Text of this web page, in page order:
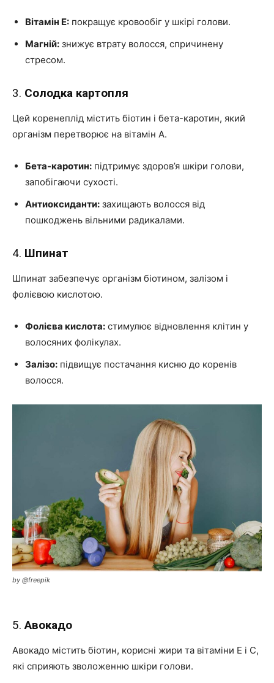
Вітамін Е: покращує кровообіг у шкірі голови.
Магній: знижує втрату волосся, спричинену
стресом.
3. Солодка картопля
Цей коренеплід містить біотин і бета-каротин, який
організм перетворює на вітамін А.
Бета-каротин: підтримує здоров’я шкіри голови,
запобігаючи сухості.
Антиоксиданти: захищають волосся від
пошкоджень вільними радикалами.
4. Шпинат
Шпинат забезпечує організм біотином, залізом і
фолієвою кислотою.
Фолієва кислота: стимулює відновлення клітин у
волосяних фолікулах.
Залізо: підвищує постачання кисню до коренів
волосся.
by @freepik
5.Авокадо
Авокадо містить біотин, корисні жири та вітаміни Е і С,
які сприяють зволоженню шкіри голови.